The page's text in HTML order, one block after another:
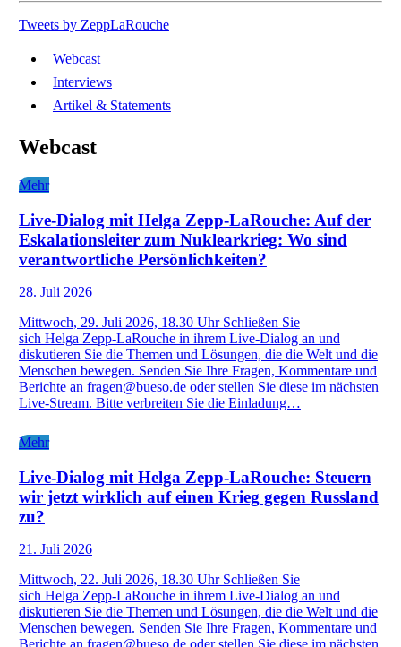
Tweets by ZeppLaRouche
Webcast
Interviews
Artikel & Statements
Webcast
Mehr
Live-Dialog mit Helga Zepp-LaRouche: Auf der
Eskalationsleiter zum Nuklearkrieg: Wo sind
verantwortliche Persönlichkeiten?
28. Juli 2026
Mittwoch, 29. Juli 2026, 18.30 Uhr Schließen Sie
sich Helga Zepp-LaRouche in ihrem Live-Dialog an und
diskutieren Sie die Themen und Lösungen, die die Welt und die
Menschen bewegen. Senden Sie Ihre Fragen, Kommentare und
Berichte an fragen@bueso.de oder stellen Sie diese im nächsten
Live-Stream. Bitte verbreiten Sie die Einladung…
Mehr
Live-Dialog mit Helga Zepp-LaRouche: Steuern
wir jetzt wirklich auf einen Krieg gegen Russland
zu?
21. Juli 2026
Mittwoch, 22. Juli 2026, 18.30 Uhr Schließen Sie
sich Helga Zepp-LaRouche in ihrem Live-Dialog an und
diskutieren Sie die Themen und Lösungen, die die Welt und die
Menschen bewegen. Senden Sie Ihre Fragen, Kommentare und
Berichte an fragen@bueso.de oder stellen Sie diese im nächsten